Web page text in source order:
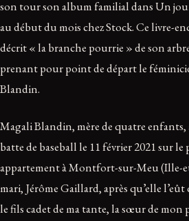
son tour son album familial dans Un
au début du mois chez Stock. Ce livre-
décrit « la branche pourrie » de son
prenant pour point de départ le
Blandin.
Magali Blandin, mère de quatre enfants,
batte de baseball le 11 février 2021 sur le
appartement à Montfort-sur-Meu (Ille-
mari, Jérôme Gaillard, après qu’elle
le fils cadet de ma tante, la sœur de mon